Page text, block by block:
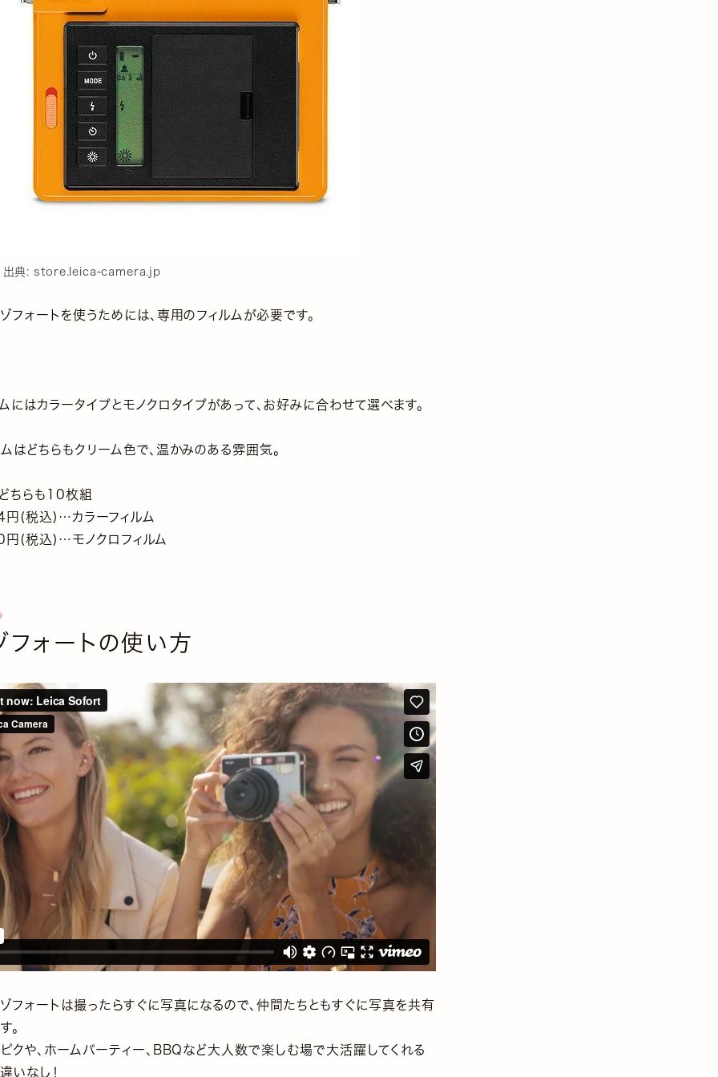
出典: store.leica-camera.jp
フォートを使うためには、専用のフィルムが必要です。
にはカラータイプとモノクロタイプがあって、お好みに合わせて選べます。
はどちらもクリーム色で、温かみのある雰囲気。
ちらも10枚組
(税込)…カラーフィルム
(税込)…モノクロフィルム
フォートの使い方
フォートは撮ったらすぐに写真になるので、仲間たちともすぐに写真を共有
。
クや、ホームパーティー、BBQなど大人数で楽しむ場で大活躍してくれる
いなし！